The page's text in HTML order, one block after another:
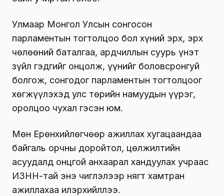
Улмаар Монгол Улсын сонгосон
парламентын тогтолцоо бол хүний эрх, эрх
чөлөөний баталгаа, ардчиллын суурь үнэт
зүйл гэдгийг онцолж, үүнийг боловсронгуй
болгож, сонгодог парламентын тогтолцоог
хөгжүүлэхэд улс төрийн намуудын үүрэг,
оролцоо чухал гэсэн юм.
Мөн Ерөнхийлөгчөөр ажиллах хугацаандаа
байгаль орчны доройтол, цөлжилтийн
асуудалд онцгой анхаарал хандуулах учраас
ИЗНН-тай энэ чиглэлээр нягт хамтран
ажиллахаа илэрхийллээ.